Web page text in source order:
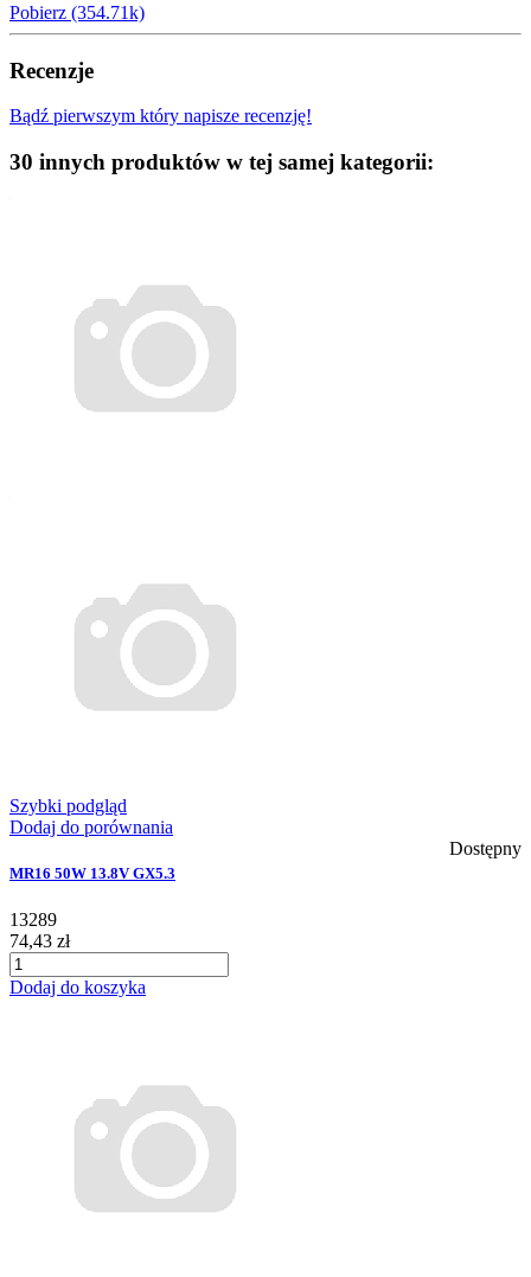
Pobierz (354.71k)
Recenzje
Bądź pierwszym który napisze recenzję!
30 innych produktów w tej samej kategorii:
Szybki podgląd
Dodaj do porównania
Dostępny
MR16 50W 13.8V GX5.3
13289
74,43 zł
Dodaj do koszyka